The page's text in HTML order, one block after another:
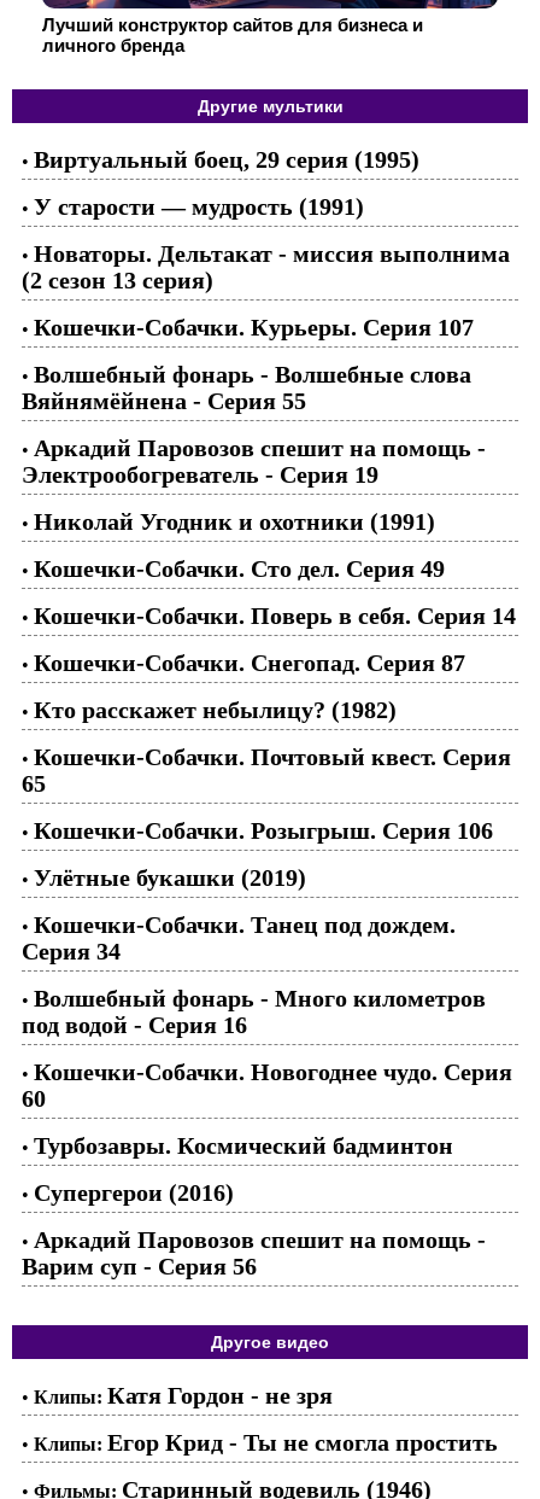
Лучший конструктор сайтов для бизнеса и
личного бренда
Другие мультики
• Виртуальный боец, 29 серия (1995)
• У старости — мудрость (1991)
• Новаторы. Дельтакат - миссия выполнима
(2 сезон 13 серия)
• Кошечки-Собачки. Курьеры. Серия 107
• Волшебный фонарь - Волшебные слова
Вяйнямёйнена - Серия 55
• Аркадий Паровозов спешит на помощь -
Электрообогреватель - Серия 19
• Николай Угодник и охотники (1991)
• Кошечки-Собачки. Сто дел. Серия 49
• Кошечки-Собачки. Поверь в себя. Серия 14
• Кошечки-Собачки. Снегопад. Серия 87
• Кто расскажет небылицу? (1982)
• Кошечки-Собачки. Почтовый квест. Серия
65
• Кошечки-Собачки. Розыгрыш. Серия 106
• Улётные букашки (2019)
• Кошечки-Собачки. Танец под дождем.
Серия 34
• Волшебный фонарь - Много километров
под водой - Серия 16
• Кошечки-Собачки. Новогоднее чудо. Серия
60
• Турбозавры. Космический бадминтон
• Супергерои (2016)
• Аркадий Паровозов спешит на помощь -
Варим суп - Серия 56
Другое видео
• Клипы: Катя Гордон - не зря
• Клипы: Егор Крид - Ты не смогла простить
• Фильмы: Старинный водевиль (1946)